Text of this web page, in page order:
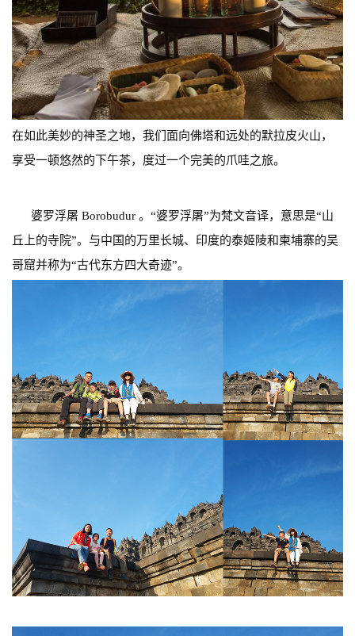
在如此美妙的神圣之地，我们面向佛塔和远处的默拉皮火山，
享受一顿悠然的下午茶，度过一个完美的爪哇之旅。
婆罗浮屠 Borobudur 。“婆罗浮屠”为梵文音译，意思是“山
丘上的寺院”。与中国的万里长城、印度的泰姬陵和柬埔寨的吴
哥窟并称为“古代东方四大奇迹”。